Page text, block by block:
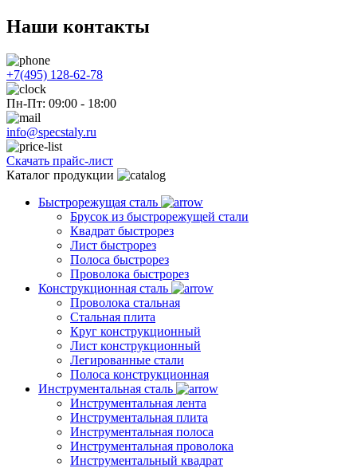
Наши контакты
+7(495) 128-62-78
Пн-Пт: 09:00 - 18:00
info@specstaly.ru
Скачать прайс-лист
Каталог продукции
Быстрорежущая сталь
Брусок из быстрорежущей стали
Квадрат быстрорез
Лист быстрорез
Полоса быстрорез
Проволока быстрорез
Конструкционная сталь
Проволока стальная
Стальная плита
Круг конструкционный
Лист конструкционный
Легированные стали
Полоса конструкционная
Инструментальная сталь
Инструментальная лента
Инструментальная плита
Инструментальная полоса
Инструментальная проволока
Инструментальный квадрат